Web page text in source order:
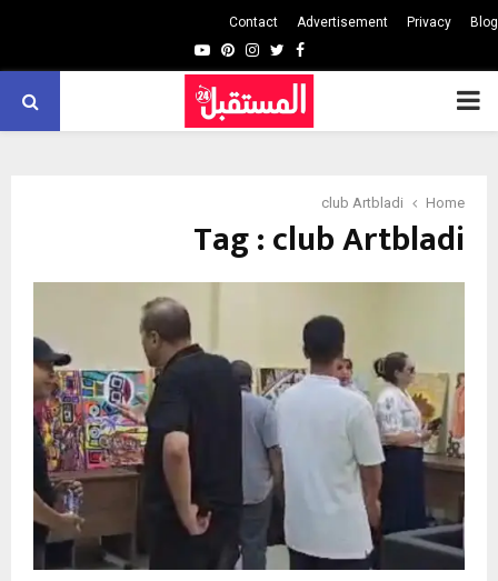
Blog
Privacy
Advertisement
Contact
Facebook
Twitter
Instagram
Pinterest
Youtube
PRIMARY
Home
club Artbladi
Tag : club Artbladi